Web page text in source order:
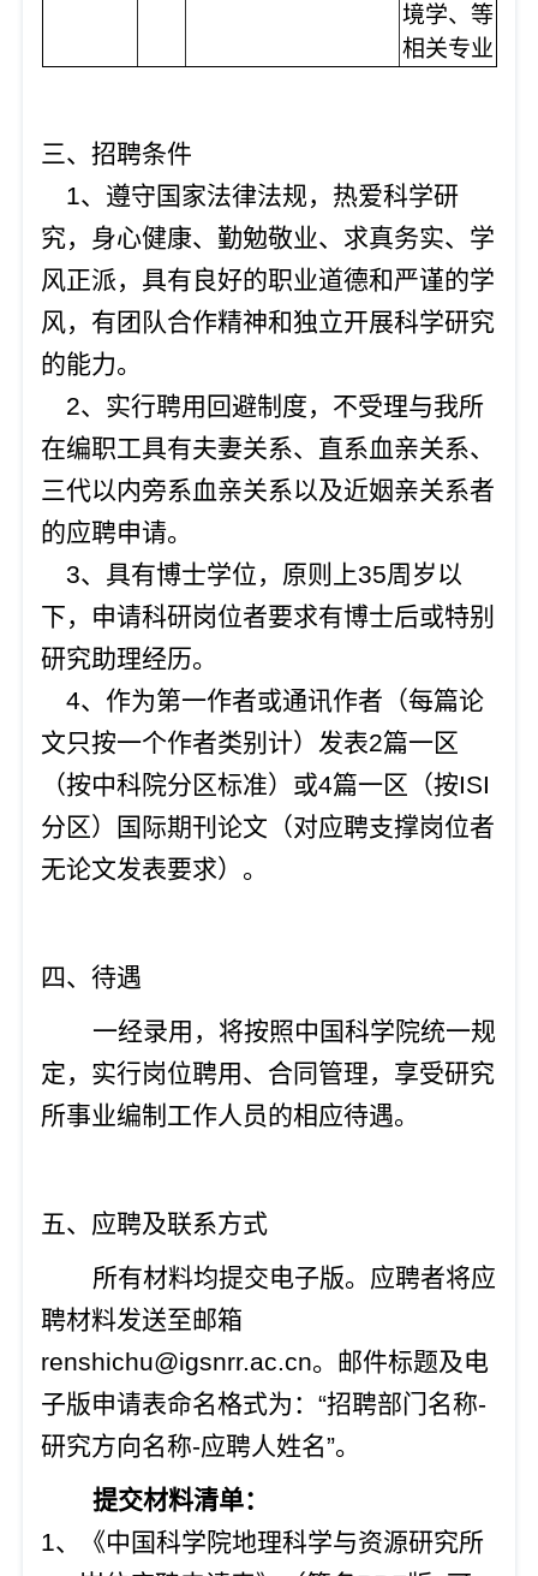
境学、等
相关专业
三、招聘条件
1、遵守国家法律法规，热爱科学研
究，身心健康、勤勉敬业、求真务实、学
风正派，具有良好的职业道德和严谨的学
风，有团队合作精神和独立开展科学研究
的能力。
2、实行聘用回避制度，不受理与我所
在编职工具有夫妻关系、直系血亲关系、
三代以内旁系血亲关系以及近姻亲关系者
的应聘申请。
3、具有博士学位，原则上35周岁以
下，申请科研岗位者要求有博士后或特别
研究助理经历。
4、作为第一作者或通讯作者（每篇论
文只按一个作者类别计）发表2篇一区
（按中科院分区标准）或4篇一区（按ISI
分区）国际期刊论文（对应聘支撑岗位者
无论文发表要求）。
四、待遇
一经录用，将按照中国科学院统一规
定，实行岗位聘用、合同管理，享受研究
所事业编制工作人员的相应待遇。
五、应聘及联系方式
所有材料均提交电子版。应聘者将应
聘材料发送至邮箱
renshichu@igsnrr.ac.cn。邮件标题及电
子版申请表命名格式为：“招聘部门名称-
研究方向名称-应聘人姓名”。
提交材料清单：
1、《中国科学院地理科学与资源研究所